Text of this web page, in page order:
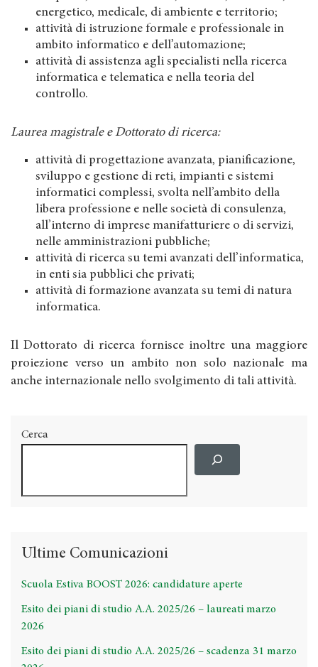
energetico, medicale, di ambiente e territorio;
attività di istruzione formale e professionale in
ambito informatico e dell’automazione;
attività di assistenza agli specialisti nella ricerca
informatica e telematica e nella teoria del
controllo.
Laurea magistrale e Dottorato di ricerca:
attività di progettazione avanzata, pianificazione,
sviluppo e gestione di reti, impianti e sistemi
informatici complessi, svolta nell’ambito della
libera professione e nelle società di consulenza,
all’interno di imprese manifatturiere o di servizi,
nelle amministrazioni pubbliche;
attività di ricerca su temi avanzati dell’informatica,
in enti sia pubblici che privati;
attività di formazione avanzata su temi di natura
informatica.
Il Dottorato di ricerca fornisce inoltre una maggiore
proiezione verso un ambito non solo nazionale ma
anche internazionale nello svolgimento di tali attività.
Cerca
Ultime Comunicazioni
Scuola Estiva BOOST 2026: candidature aperte
Esito dei piani di studio A.A. 2025/26 – laureati marzo
2026
Esito dei piani di studio A.A. 2025/26 – scadenza 31 marzo